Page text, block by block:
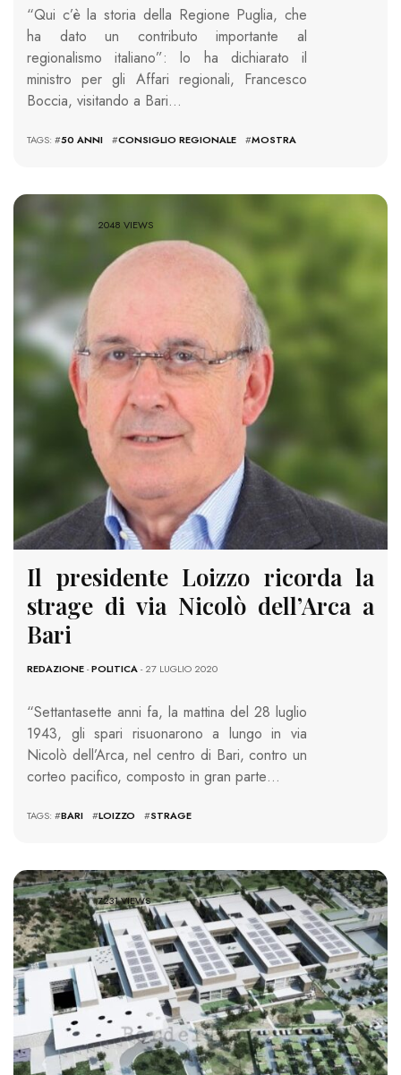
“Qui c’è la storia della Regione Puglia, che
ha dato un contributo importante al
regionalismo italiano”: lo ha dichiarato il
ministro per gli Affari regionali, Francesco
Boccia, visitando a Bari…
TAGS: #50 ANNI #CONSIGLIO REGIONALE #MOSTRA
2048 VIEWS
Il presidente Loizzo ricorda la
strage di via Nicolò dell’Arca a
Bari
REDAZIONE-POLITICA- 27 LUGLIO 2020
“Settantasette anni fa, la mattina del 28 luglio
1943, gli spari risuonarono a lungo in via
Nicolò dell’Arca, nel centro di Bari, contro un
corteo pacifico, composto in gran parte…
TAGS: #BARI #LOIZZO #STRAGE
7231 VIEWS